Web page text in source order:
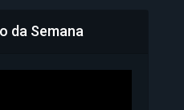
emissão da
da Semana